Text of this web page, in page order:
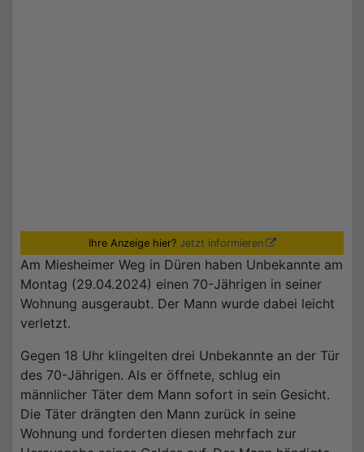
Ihre Anzeige hier? Jetzt informieren
Am Miesheimer Weg in Düren haben Unbekannte am
Montag (29.04.2024) einen 70-Jährigen in seiner
Wohnung ausgeraubt. Der Mann wurde dabei leicht
verletzt.
Gegen 18 Uhr klingelten drei Unbekannte an der Tür
des 70-Jährigen. Als er öffnete, schlug ein
männlicher Täter dem Mann sofort in sein Gesicht.
Die Täter drängten den Mann zurück in seine
Wohnung und forderten diesen mehrfach zur